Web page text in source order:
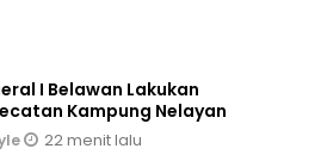
I Belawan Lakukan
Kampung Nelayan
22 menit lalu